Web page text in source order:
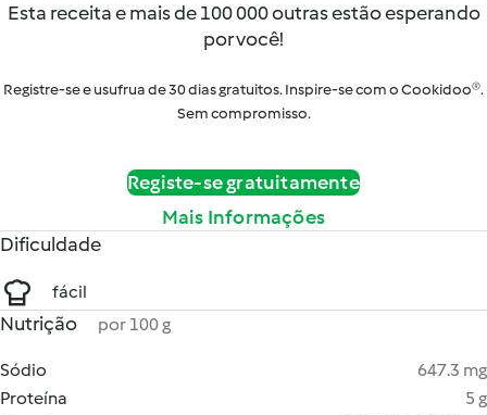
Esta receita e mais de 100 000 outras estão esperando
por você!
Registre-se e usufrua de 30 dias gratuitos. Inspire-se com o Cookidoo®.
Sem compromisso.
Registe-se gratuitamente
Mais Informações
Dificuldade
fácil
Nutrição por 100 g
Sódio
647.3 mg
Proteína
5 g